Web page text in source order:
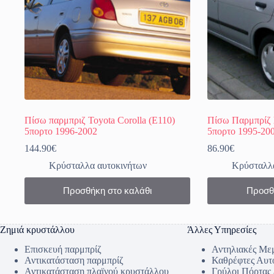
Πίσω παρμπριζ Toyota Corolla (Ε110)
5πορτο 1996-2002
144.90€
Κρύσταλλα αυτοκινήτων
Προσθήκη στο καλάθι
Πίσω Παρμπρίζ
5πορτο 1995-
86.90€
Ζημιά κρυστάλλου
Επισκευή παρμπρίζ
Αντικατάσταση παρμπρίζ
Αντικατάσταση πλαϊνού κρυστάλλου
Άλλες Υπηρεσίες
Αντηλιακές
Καθρέφτες
Γρύλοι Πόρτας